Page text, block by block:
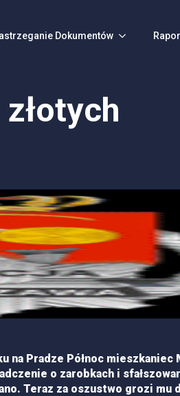
Dokumentów
na Pradze Północ
o zarobkach i
Teraz za oszustwo grozi